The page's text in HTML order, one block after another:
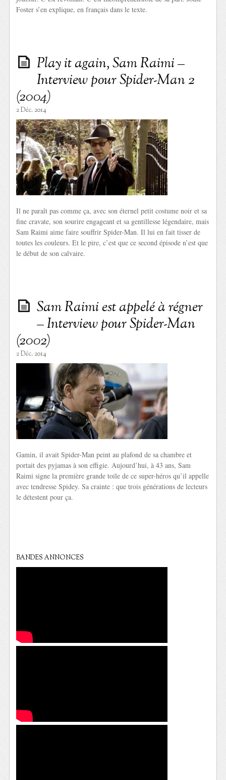
Foster s’en explique, en français dans le texte.
Play it again, Sam Raimi –
Interview pour Spider-Man 2
(2004)
2 Déc. 2014
Il ne paraît pas comme ça, avec son éternel petit costume noir et sa
fine cravate, son sourire engageant et sa gentillesse légendaire, mais
Sam Raimi aime faire souffrir Spider-Man. Il lui en fait tisser de
toutes les couleurs. Et le pire, c’est que ce second épisode n’est que
le début de son calvaire.
Sam Raimi est appelé à régner
– Interview pour Spider-Man
(2002)
2 Déc. 2014
Gamin, il avait Spider-Man peint au plafond de sa chambre et
portait des pyjamas à son effigie. Aujourd’hui, à 43 ans, Sam
Raimi signe la première grande toile de ce super-héros qu’il appelle
avec tendresse Spidey. Sa crainte : que trois générations de lecteurs
le détestent pour ça.
BANDES ANNONCES